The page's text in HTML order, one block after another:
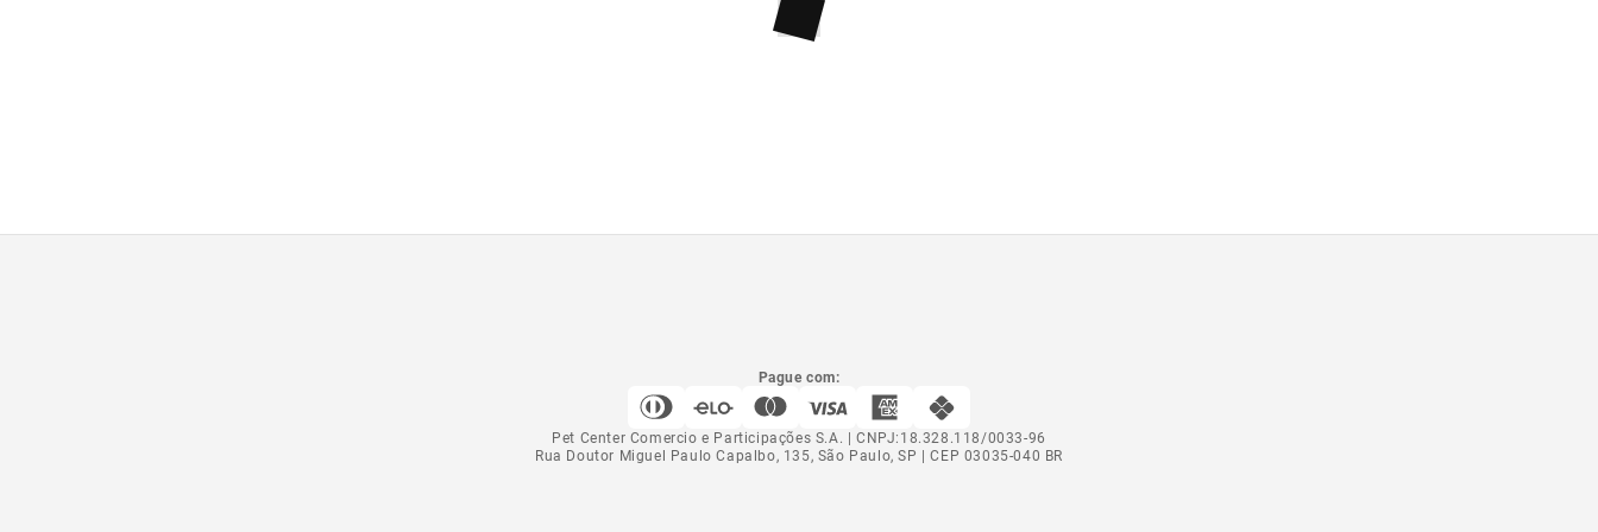
Pague com:
Pet Center Comercio e Participações S.A. | CNPJ:18.328.118/0033-96
Rua Doutor Miguel Paulo Capalbo, 135, São Paulo, SP | CEP 03035-040 BR